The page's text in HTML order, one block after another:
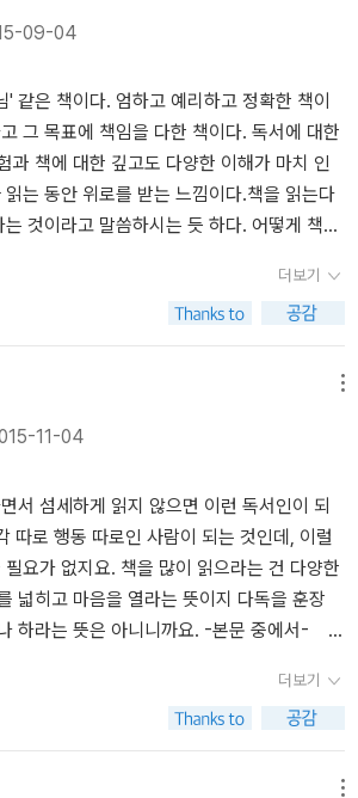
조하는저자는, 용어 정리 노트와 정리노트를
이고,노트를 정리할때 뒷장은 늘 여분으로
서 알게된 사실을 뒷장에는 덧붙일 사실들
공간을 확보한다거나,책이 정말 이해되지
의 여백에 요약정리를 하고 끊임없이반복하
이야기 한다. 그런 불편한 독서 습관이야 말
독서 레시피가 될 수 있음을 이야기 한
<공자><노자>도 좋지만, 때론 누군가 알
보고 싶은'불편한 독서'.팔이 아프고 오랜 시간
가는 노트의 흔적 만큼 내면을 단단히 다져줄
보자 생각해본다. <저자의 독서정리 노트
서' 만큼이나 '문학'을 강조한 부분또한 인상
문학을 통해 나와 다른존재가 실은 나와 똑같
살고 죽는 존재란 것을느끼게 됩니다. 그리고
른 세계에 공감하면서,내 안에 빛과 어둠이
빛과 어둠이 있으며내가 겹겹의 존재이듯이
될 수 없는 겹겹의 존재라는 걸 깨닫게 되지
의 상상력이야 말로 사람을사람으로 만드는
잔인하고, 추하고사나우며, 짜증스럽고,
이를몰고오는 문학을 나는 결코 좋아하지 않
기>로 유명한 얀 마텔작가가 문학의 중요성
지를 수상하게 전했다는부분은 뭉클한 마음
세상이 실제 돌아가는이치만 이해하는게 아
으로 바뀌면 좋겠다고 꿈꾸는 능력도 갖추워
는 곧 자신이 어떻게 사는지를 보여준다. 대
회과학과 경제경영 분야 위주로 책을 읽었지
에세이의 매력에 눈을 떴고, 이제는 책을 읽
쓰고 책으로 만드는 과정에도 흥미를 가지
전부인 줄 알고 살다가 비로소 내가 진짜로 좋
고, 그 결과 글을 쓰고 창작물을 만드는 길을
서 이력을 보면 알 수 있다. 책은 삶의 바로미
도 나에게는 그렇다. 책은 내가 아는 세상이
리하여 내가 누리는 안락에 감사하고 내가
게 하며, 세상이 나를 중심으로 돌지 않는다
받아들이게 하지요.물론 모든 책이 그렇거나
이어지는 것은 아닙니다. 오히려 책이 자신
자를 모욕하는 근거로 쓰이는 경우도 많습니
별거 없다며 독서를 부정하는 목소리가 설득
만 좋은 재료로 음식을 했다고 꼭 맛이 있거
듯이, 마음의 양식인 책도 먹기에 따라 사람
있습니다. 볼품없는 재료가 솜씨 좋은 숙수
로 재탄생하는 것처럼, 독자의 밝은 눈이 책
있게 만들 수 있는 것이지요. 바로 이것이 어
'어떻게 읽느냐'가 중요한 까닭입니다. (pp.1
되기 위해서는 우선 내가 책을 어떻게 읽는지
가 권하는 독서법은 정독이다. 다독도 좋고
책에 나오는 단어나 문장 하나도 허투루 보
제목에도 메스를 들이댈 각오를 하며 '정성껏
위한 작은 시작입니다..책 읽기야말로 스스
방법이지요..읽는 순간에 집중하고 즐기면
순간 독서가 재미있어지고 배움이 쌓입니
마음의 크기를 늘리는 것인데 말이지요..책
이며, 자신의 무지를 일깨워 잘못을 저지르
내 속에 있는 너무도 많은 나를, 그래서 나도
합니다.문학을 읽는 것은 사람을 읽는 것입
#메모독서#정독#필사#생각독서#공부독서
09-04
같은 책이다. 엄하고 예리하고 정확한 책이
그 목표에 책임을 다한 책이다. 독서에 대한
과 책에 대한 깊고도 다양한 이해가 마치 인
는 동안 위로를 받는 느낌이다.책을 읽는다
것이라고 말씀하시는 듯 하다. 어떻게 책을
더보기
11-04
서 섬세하게 읽지 않으면 이런 독서인이 되
따로 행동 따로인 사람이 되는 것인데, 이럴
요가 없지요. 책을 많이 읽으라는 건 다양한
넓히고 마음을 열라는 뜻이지 다독을 훈장
하라는 뜻은 아니니까요. -본문 중에서-
몰라 우왕좌왕했고 책 선정에도 실패해 이야
이 되었던 날도 있었다. 참석자가 두 명이거
모임 장소까지 갔다가 그냥 집으로 온 날도
모임원 한명의 의견에 너무 귀를 기울인 나
더보기